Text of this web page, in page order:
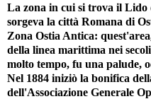
La zona in cui si trova il Lido
sorgeva la città Romana di
Zona Ostia Antica:
della linea marittima nei
molto tempo, fu una palude,
Nel 1884 iniziò la bonifica
dell'Associazione Generale